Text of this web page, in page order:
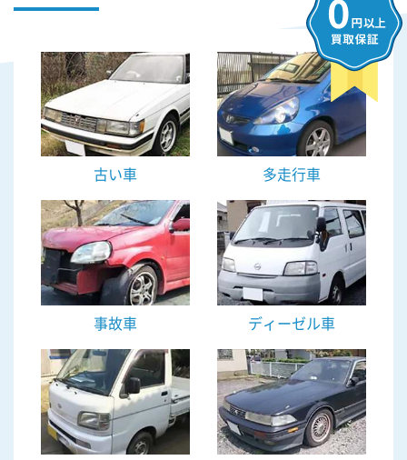
古い車 多走行車
事故車 ディーゼル車